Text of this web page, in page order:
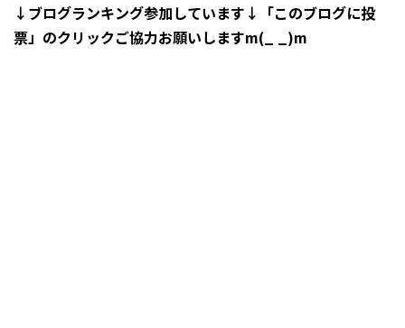
↓ブログランキング参加しています↓「このブログに投
票」のクリックご協力お願いしますm(_ _)m